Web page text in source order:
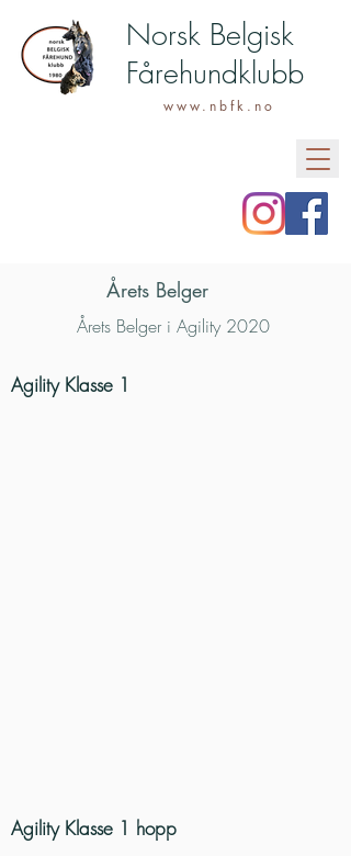
Norsk Belgisk
Fårehundklubb
www.nbfk.no
Årets Belger
Årets Belger i Agility 2020
Agility Klasse 1
Agility Klasse 1 hopp